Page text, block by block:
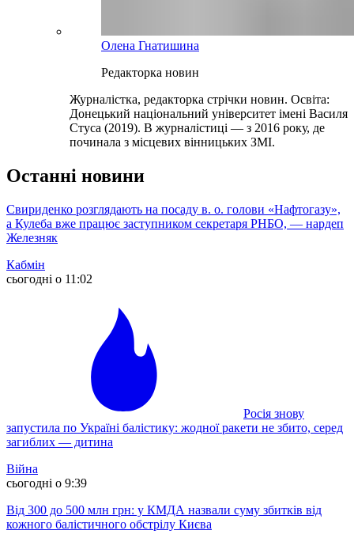
Олена Гнатишина
Редакторка новин
Журналістка, редакторка стрічки новин. Освіта:
Донецький національний університет імені Василя
Стуса (2019). В журналістиці — з 2016 року, де
починала з місцевих вінницьких ЗМІ.
Останні новини
Свириденко розглядають на посаду в. о. голови «Нафтогазу»,
а Кулеба вже працює заступником секретаря РНБО, — нардеп
Железняк
Кабмін
сьогодні о 11:02
Росія знову
запустила по Україні балістику: жодної ракети не збито, серед
загиблих — дитина
Війна
сьогодні о 9:39
Від 300 до 500 млн грн: у КМДА назвали суму збитків від
кожного балістичного обстрілу Києва